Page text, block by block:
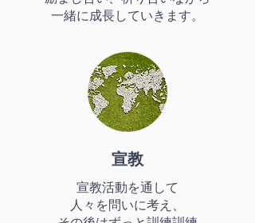
一緒に成長していきます。
宣教
宣教活動を通して
人々を問いに考え、